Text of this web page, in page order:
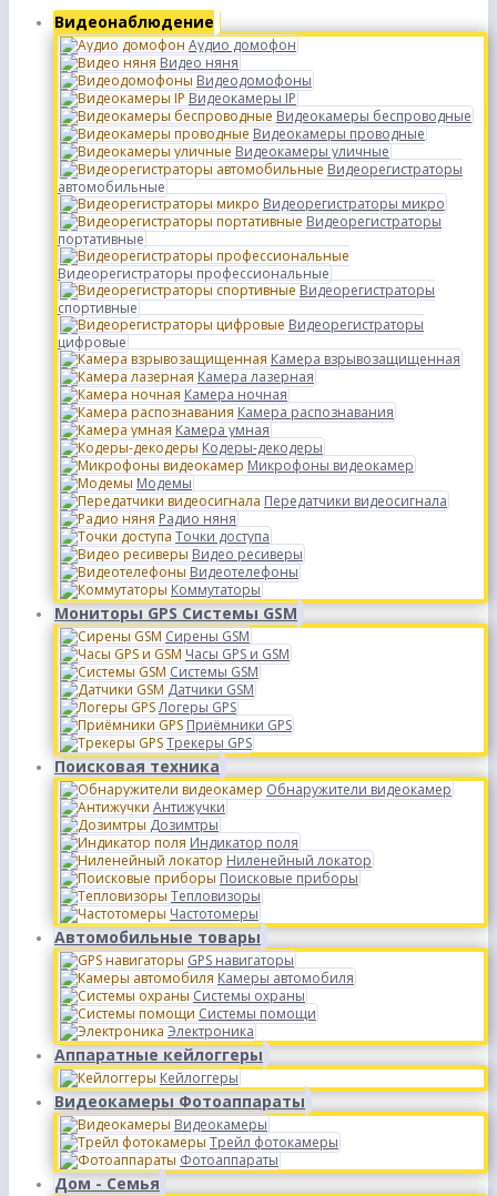
Видеонаблюдение
Аудио домофон
Видео няня
Видеодомофоны
Видеокамеры IP
Видеокамеры беспроводные
Видеокамеры проводные
Видеокамеры уличные
Видеорегистраторы
автомобильные
Видеорегистраторы микро
Видеорегистраторы
портативные
Видеорегистраторы профессиональные
Видеорегистраторы
спортивные
Видеорегистраторы
цифровые
Камера взрывозащищенная
Камера лазерная
Камера ночная
Камера распознавания
Камера умная
Кодеры-декодеры
Микрофоны видеокамер
Модемы
Передатчики видеосигнала
Радио няня
Точки доступа
Видео ресиверы
Видеотелефоны
Коммутаторы
Мониторы GPS Системы GSM
Сирены GSM
Часы GPS и GSM
Системы GSM
Датчики GSM
Логеры GPS
Приёмники GPS
Трекеры GPS
Поисковая техника
Обнаружители видеокамер
Антижучки
Дозимтры
Индикатор поля
Ниленейный локатор
Поисковые приборы
Тепловизоры
Частотомеры
Автомобильные товары
GPS навигаторы
Камеры автомобиля
Системы охраны
Системы помощи
Электроника
Аппаратные кейлоггеры
Кейлоггеры
Видеокамеры Фотоаппараты
Видеокамеры
Трейл фотокамеры
Фотоаппараты
Дом - Семья